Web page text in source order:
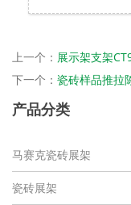
上一个： 展示架支架
下一个： 瓷砖样品推拉
产品分类
马赛克瓷砖展架
瓷砖展架